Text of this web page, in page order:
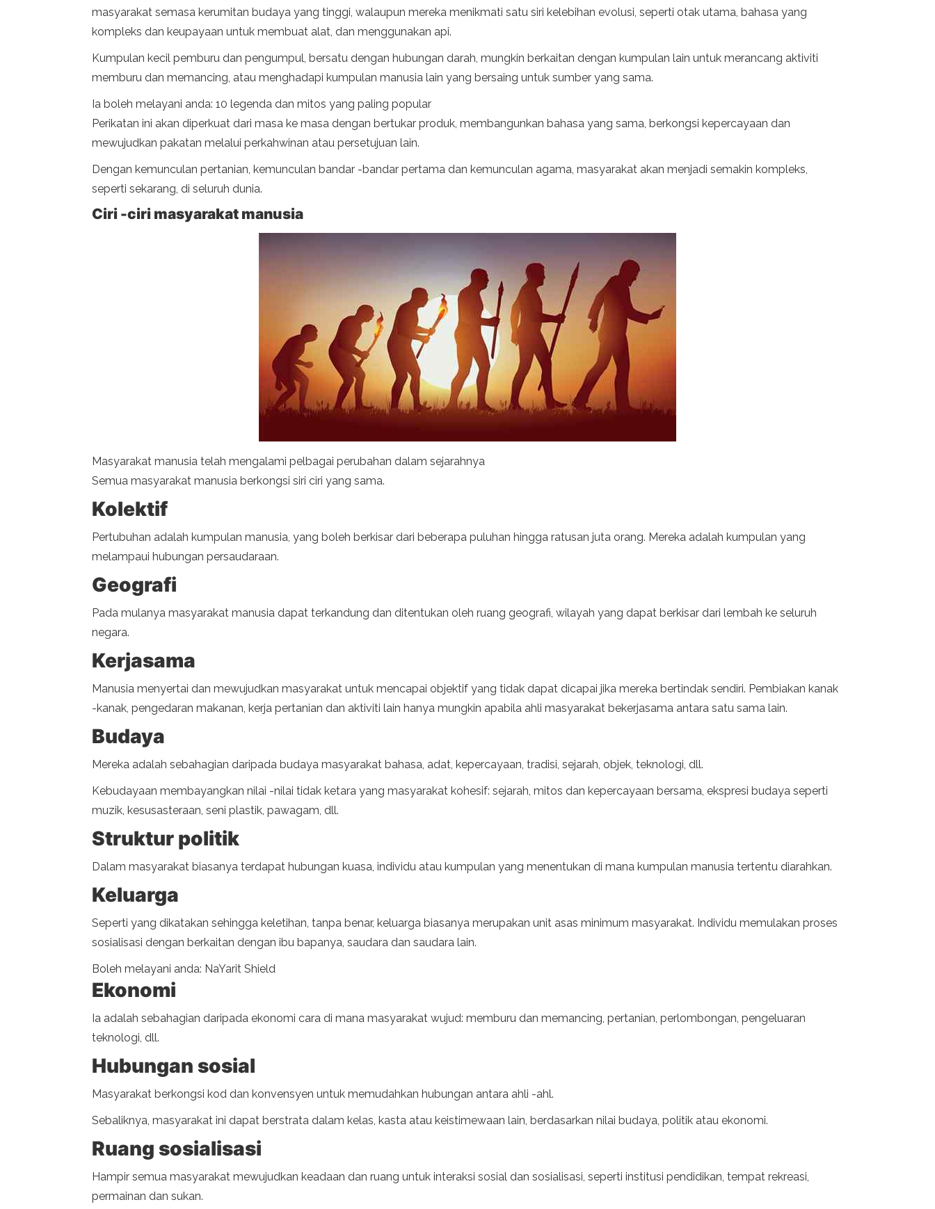
masyarakat semasa kerumitan budaya yang tinggi, walaupun mereka menikmati satu siri kelebihan evolusi, seperti otak utama, bahasa yang
kompleks dan keupayaan untuk membuat alat, dan menggunakan api.
Kumpulan kecil pemburu dan pengumpul, bersatu dengan hubungan darah, mungkin berkaitan dengan kumpulan lain untuk merancang aktiviti
memburu dan memancing, atau menghadapi kumpulan manusia lain yang bersaing untuk sumber yang sama.
Ia boleh melayani anda: 10 legenda dan mitos yang paling popular
Perikatan ini akan diperkuat dari masa ke masa dengan bertukar produk, membangunkan bahasa yang sama, berkongsi kepercayaan dan
mewujudkan pakatan melalui perkahwinan atau persetujuan lain.
Dengan kemunculan pertanian, kemunculan bandar -bandar pertama dan kemunculan agama, masyarakat akan menjadi semakin kompleks,
seperti sekarang, di seluruh dunia.
Ciri -ciri masyarakat manusia
Masyarakat manusia telah mengalami pelbagai perubahan dalam sejarahnya
Semua masyarakat manusia berkongsi siri ciri yang sama.
Kolektif
Pertubuhan adalah kumpulan manusia, yang boleh berkisar dari beberapa puluhan hingga ratusan juta orang. Mereka adalah kumpulan yang
melampaui hubungan persaudaraan.
Geografi
Pada mulanya masyarakat manusia dapat terkandung dan ditentukan oleh ruang geografi, wilayah yang dapat berkisar dari lembah ke seluruh
negara.
Kerjasama
Manusia menyertai dan mewujudkan masyarakat untuk mencapai objektif yang tidak dapat dicapai jika mereka bertindak sendiri. Pembiakan kanak
-kanak, pengedaran makanan, kerja pertanian dan aktiviti lain hanya mungkin apabila ahli masyarakat bekerjasama antara satu sama lain.
Budaya
Mereka adalah sebahagian daripada budaya masyarakat bahasa, adat, kepercayaan, tradisi, sejarah, objek, teknologi, dll.
Kebudayaan membayangkan nilai -nilai tidak ketara yang masyarakat kohesif: sejarah, mitos dan kepercayaan bersama, ekspresi budaya seperti
muzik, kesusasteraan, seni plastik, pawagam, dll.
Struktur politik
Dalam masyarakat biasanya terdapat hubungan kuasa, individu atau kumpulan yang menentukan di mana kumpulan manusia tertentu diarahkan.
Keluarga
Seperti yang dikatakan sehingga keletihan, tanpa benar, keluarga biasanya merupakan unit asas minimum masyarakat. Individu memulakan proses
sosialisasi dengan berkaitan dengan ibu bapanya, saudara dan saudara lain.
Boleh melayani anda: NaYarit Shield
Ekonomi
Ia adalah sebahagian daripada ekonomi cara di mana masyarakat wujud: memburu dan memancing, pertanian, perlombongan, pengeluaran
teknologi, dll.
Hubungan sosial
Masyarakat berkongsi kod dan konvensyen untuk memudahkan hubungan antara ahli -ahl.
Sebaliknya, masyarakat ini dapat berstrata dalam kelas, kasta atau keistimewaan lain, berdasarkan nilai budaya, politik atau ekonomi.
Ruang sosialisasi
Hampir semua masyarakat mewujudkan keadaan dan ruang untuk interaksi sosial dan sosialisasi, seperti institusi pendidikan, tempat rekreasi,
permainan dan sukan.